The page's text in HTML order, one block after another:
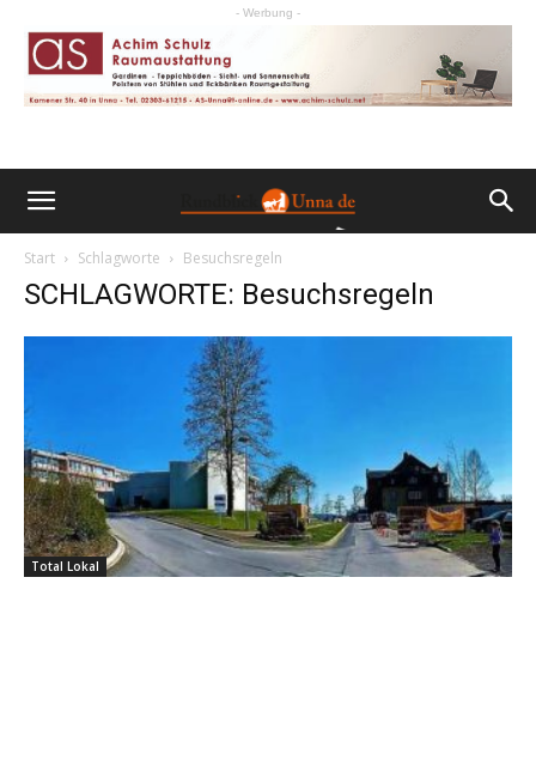
- Werbung -
Start Schlagworte Besuchsregeln
SCHLAGWORTE: Besuchsregeln
Total Lokal